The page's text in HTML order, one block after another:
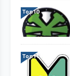
Top
Top